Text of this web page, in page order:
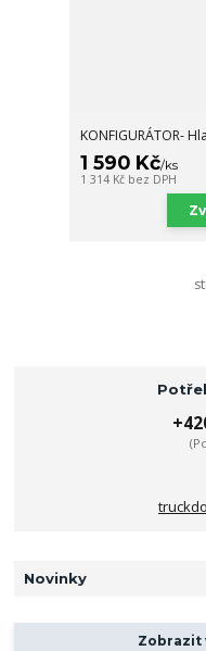
KONFIGURÁTOR-
1 590 Kč/ks
1 314 Kč bez DPH
Novinky
Zobrazit